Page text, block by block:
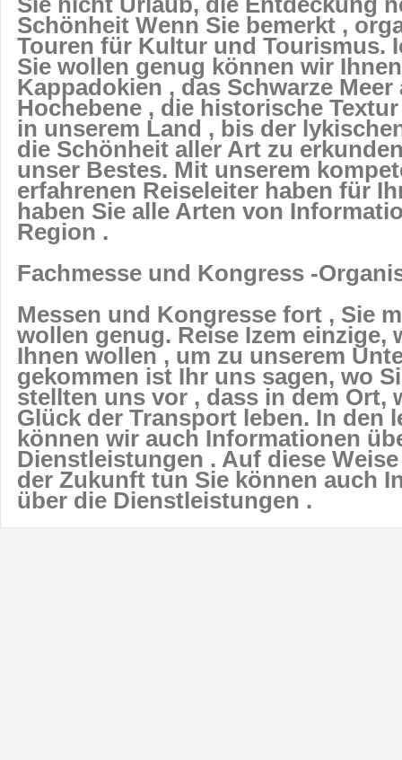
Schönheit Wenn Sie bemerkt ,
Touren für Kultur und Tourismus.
Sie wollen genug können wir
Kappadokien , das Schwarze Meer
Hochebene , die historische
in unserem Land , bis der
die Schönheit aller Art zu
unser Bestes. Mit unserem
erfahrenen Reiseleiter haben für
haben Sie alle Arten von
Region .
Fachmesse und Kongress -
Messen und Kongresse fort , Sie
wollen genug. Reise Izem einzige,
Ihnen wollen , um zu unserem
gekommen ist Ihr uns sagen, wo
stellten uns vor , dass in dem Ort,
Glück der Transport leben. In den
können wir auch Informationen
Dienstleistungen . Auf diese
der Zukunft tun Sie können auch
über die Dienstleistungen .